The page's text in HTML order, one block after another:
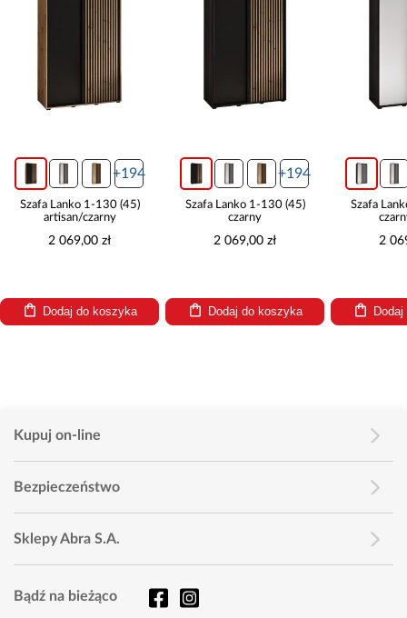
+194
Szafa Lanko 1-130 (45)
artisan/czarny
2 069,00 zł
Dodaj do koszyka
+194
Szafa Lanko 1-130 (45)
czarny
2 069,00 zł
Dodaj do koszyka
Szafa
2
Kupuj on-line
Bezpieczeństwo
Sklepy Abra S.A.
Bądź na bieżąco